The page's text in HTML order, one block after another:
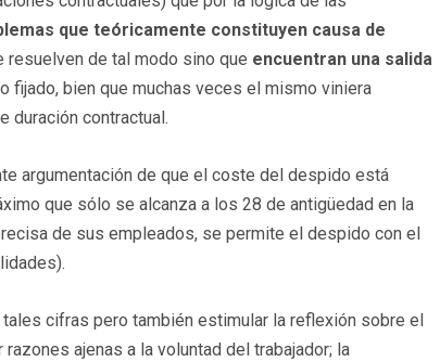
que teóricamente constituyen causa de
de tal modo sino que encuentran una salida
fijado, bien que muchas veces el mismo viniera
duración contractual.
argumentación de que el coste del despido está
que sólo se alcanza a los 28 de antigüedad en la
de sus empleados, se permite el despido con el
cifras pero también estimular la reflexión sobre el
razones ajenas a la voluntad del trabajador; la